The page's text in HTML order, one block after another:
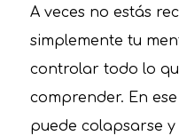
A veces no estás
simplemente tu
controlar todo lo
comprender. En
puede colapsarse